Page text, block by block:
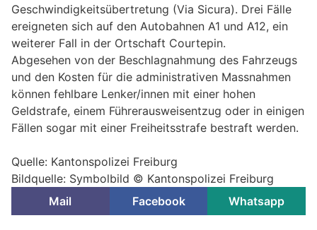
Geschwindigkeitsübertretung (Via Sicura). Drei Fälle
ereigneten sich auf den Autobahnen A1 und A12, ein
weiterer Fall in der Ortschaft Courtepin.
Abgesehen von der Beschlagnahmung des Fahrzeugs
und den Kosten für die administrativen Massnahmen
können fehlbare Lenker/innen mit einer hohen
Geldstrafe, einem Führerausweisentzug oder in einigen
Fällen sogar mit einer Freiheitsstrafe bestraft werden.
Quelle: Kantonspolizei Freiburg
Bildquelle: Symbolbild © Kantonspolizei Freiburg
Mail
Facebook Whatsapp